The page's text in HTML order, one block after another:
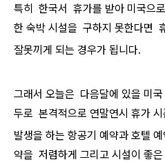
특히 한국서 휴가를 받아 미국으
한 숙박 시설을 구하지 못한다면
잘못끼게 되는 경우가 됩니다.
그래서 오늘은 다음달에 있을 미
두로 본격적으로 연말연시 휴가
발생을 하는 항공기 예약과 호텔
약을 저렴하게 그리고 시설이 좋